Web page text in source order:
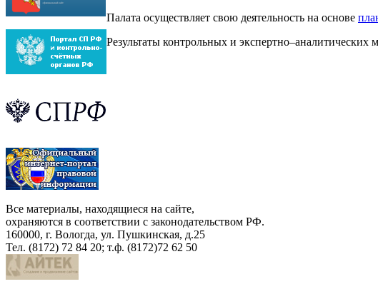
Палата осуществляет свою деятельность на основе
Результаты контрольных и
Все материалы, находящиеся на сайте,
охраняются в соответствии с законодательством РФ.
160000, г. Вологда, ул. Пушкинская, д.25
Тел. (8172) 72 84 20; т.ф. (8172)72 62 50